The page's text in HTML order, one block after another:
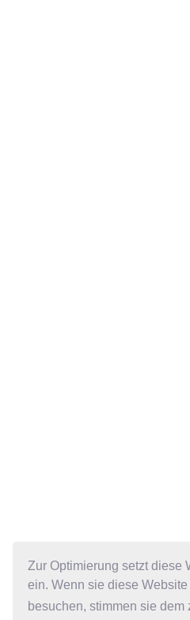
Zur Optimierung setzt diese
ein. Wenn sie diese
besuchen, stimmen sie dem